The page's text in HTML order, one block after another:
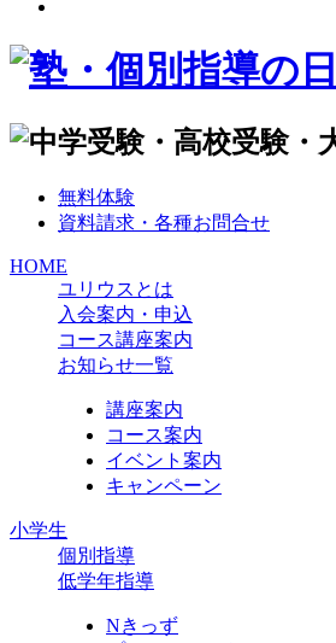
無料体験
資料請求・各種お問合せ
HOME
ユリウスとは
入会案内・申込
コース講座案内
お知らせ一覧
講座案内
コース案内
イベント案内
キャンペーン
小学生
個別指導
低学年指導
Nきっず